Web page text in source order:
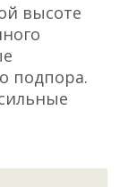
высоте
подпора.